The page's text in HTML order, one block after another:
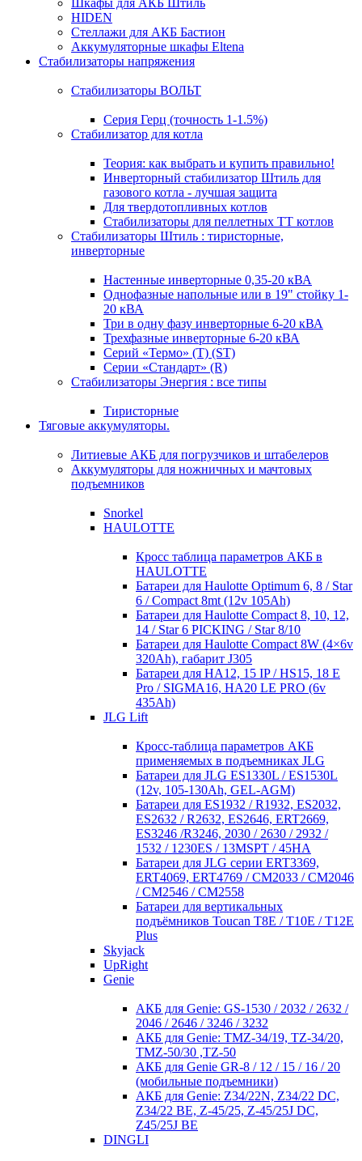
Шкафы для АКБ Штиль
HIDEN
Стеллажи для АКБ Бастион
Аккумуляторные шкафы Eltena
Стабилизаторы напряжения
Стабилизаторы ВОЛЬТ
Серия Герц (точность 1-1.5%)
Стабилизатор для котла
Теория: как выбрать и купить правильно!
Инверторный стабилизатор Штиль для
газового котла - лучшая защита
Для твердотопливных котлов
Стабилизаторы для пеллетных ТТ котлов
Стабилизаторы Штиль : тиристорные,
инверторные
Настенные инверторные 0,35-20 кВА
Однофазные напольные или в 19" стойку 1-
20 кВА
Три в одну фазу инверторные 6-20 кВА
Трехфазные инверторные 6-20 кВА
Серий «Термо» (T) (ST)
Серии «Стандарт» (R)
Стабилизаторы Энергия : все типы
Тиристорные
Тяговые аккумуляторы.
Литиевые АКБ для погрузчиков и штабелеров
Аккумуляторы для ножничных и мачтовых
подъемников
Snorkel
HAULOTTE
Кросc таблица параметров АКБ в
HAULOTTE
Батареи для Haulotte Optimum 6, 8 / Star
6 / Compact 8mt (12v 105Ah)
Батареи для Haulotte Compact 8, 10, 12,
14 / Star 6 PICKING / Star 8/10
Батареи для Haulotte Compact 8W (4×6v
320Ah), габарит J305
Батареи для HA12, 15 IP / HS15, 18 E
Pro / SIGMA16, HA20 LE PRO (6v
435Ah)
JLG Lift
Кросc-таблица параметров АКБ
применяемых в подъемниках JLG
Батареи для JLG ES1330L / ES1530L
(12v, 105-130Ah, GEL-AGM)
Батареи для ES1932 / R1932, ES2032,
ES2632 / R2632, ES2646, ERT2669,
ES3246 /R3246, 2030 / 2630 / 2932 /
1532 / 1230ES / 13MSPT / 45HA
Батареи для JLG серии ERT3369,
ERT4069, ERT4769 / CM2033 / CM2046
/ CM2546 / CM2558
Батареи для вертикальных
подъёмников Toucan T8E / T10E / T12E
Plus
Skyjack
UpRight
Genie
АКБ для Genie: GS-1530 / 2032 / 2632 /
2046 / 2646 / 3246 / 3232
АКБ для Genie: TMZ-34/19, TZ-34/20,
TMZ-50/30 ,TZ-50
АКБ для Genie GR-8 / 12 / 15 / 16 / 20
(мобильные подъемники)
АКБ для Genie: Z34/22N, Z34/22 DC,
Z34/22 BE, Z-45/25, Z-45/25J DC,
Z45/25J BE
DINGLI